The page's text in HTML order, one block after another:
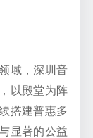
域，深圳音
以殿堂为阵
搭建普惠多
显著的公益